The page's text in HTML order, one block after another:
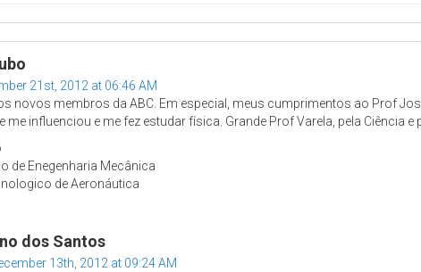
21st, 2012 at 06:46 AM
novos membros da ABC. Em especial, meus cumprimentos ao Prof
me influenciou e me fez estudar física. Grande Prof Varela, pela Ciência e
de Enegenharia Mecânica
de Aeronáutica
dos Santos
13th, 2012 at 09:24 AM